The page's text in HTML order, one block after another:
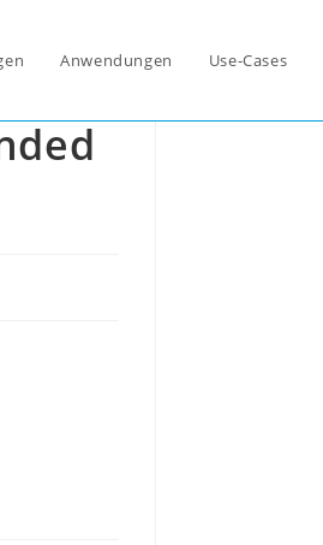
Anwendungen Use-Cases